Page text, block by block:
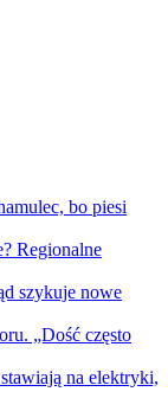
bo piesi
Regionalne
szykuje nowe
„Dość często
na elektryki,